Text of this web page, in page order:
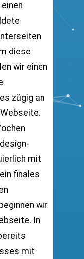
diese
wir einen
zügig an
mit
finales
wir
In
mit